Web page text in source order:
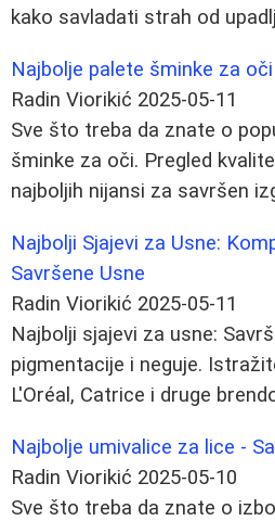
kako savladati strah od
Najbolje palete šminke za
Radin Viorikić 2025-05-11
Sve što treba da znate o
šminke za oči. Pregled
najboljih nijansi za savršen
Najbolji Sjajevi za Usne:
Savršene Usne
Radin Viorikić 2025-05-11
Najbolji sjajevi za usne:
pigmentacije i neguje.
L'Oréal, Catrice i druge
Najbolje umivalice za lice -
Radin Viorikić 2025-05-10
Sve što treba da znate o